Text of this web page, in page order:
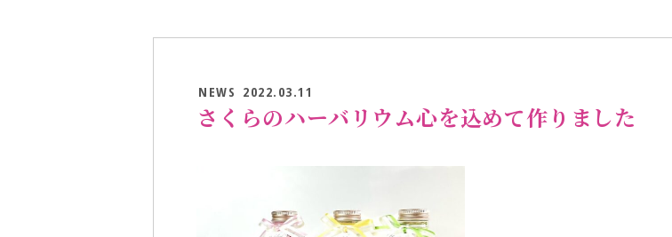
NEWS 2022.03.11
さくらのハーバリウム心を込めて作りました